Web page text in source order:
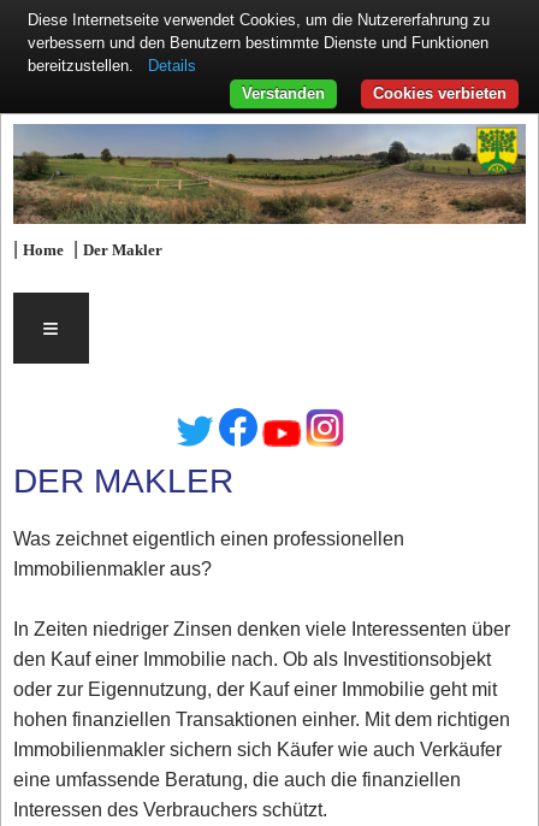
|Home |Der Makler
≡
DER MAKLER
Was zeichnet eigentlich einen professionellen
Immobilienmakler aus?
In Zeiten niedriger Zinsen denken viele Interessenten über
den Kauf einer Immobilie nach. Ob als Investitionsobjekt
oder zur Eigennutzung, der Kauf einer Immobilie geht mit
hohen finanziellen Transaktionen einher. Mit dem richtigen
Immobilienmakler sichern sich Käufer wie auch Verkäufer
eine umfassende Beratung, die auch die finanziellen
Interessen des Verbrauchers schützt.
Diese Internetseite verwendet Cookies, um die Nutzererfahrung zu
verbessern und den Benutzern bestimmte Dienste und Funktionen
bereitzustellen.
Details
Cookies verbieten
Verstanden